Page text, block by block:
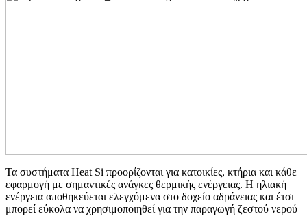
Τα συστήματα Heat Si προορίζονται για κατοικίες, κτήρια και κάθε
εφαρμογή με σημαντικές ανάγκες θερμικής ενέργειας. Η ηλιακή
ενέργεια αποθηκεύεται ελεγχόμενα στο δοχείο αδράνειας και έτσι
μπορεί εύκολα να χρησιμοποιηθεί για την παραγωγή ζεστού νερού